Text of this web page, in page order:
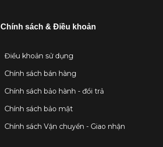
Chính sách & Điều khoản
Điều khoản sử dụng
Chính sách bán hàng
Chính sách bảo hành - đổi trả
Chính sách bảo mật
Chính sách Vận chuyển - Giao nhận